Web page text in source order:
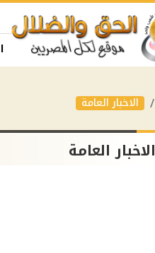
الاخبار العامة
الاخبار العامة